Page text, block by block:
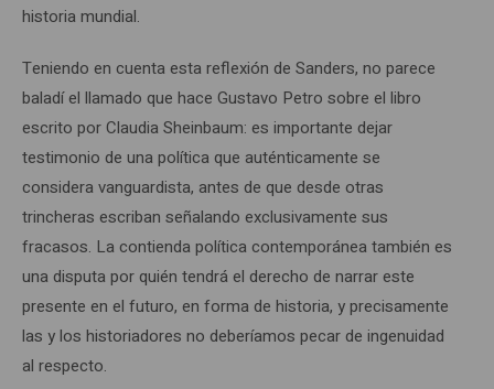
historia mundial.
Teniendo en cuenta esta reflexión de Sanders, no parece
baladí el llamado que hace Gustavo Petro sobre el libro
escrito por Claudia Sheinbaum: es importante dejar
testimonio de una política que auténticamente se
considera vanguardista, antes de que desde otras
trincheras escriban señalando exclusivamente sus
fracasos. La contienda política contemporánea también es
una disputa por quién tendrá el derecho de narrar este
presente en el futuro, en forma de historia, y precisamente
las y los historiadores no deberíamos pecar de ingenuidad
al respecto.